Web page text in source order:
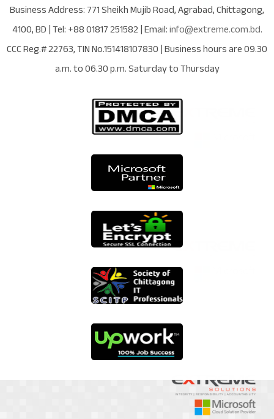
Business Address:771 Sheikh Mujib Road,Agrabad,Chittagong,
4100,BD| Tel:+88 01817 251582| Email:info@extreme.com.bd.
CCC Reg.# 22763, TIN No.151418107830| Business hours are09.30
a.m. to 06.30 p.m. Saturday to Thursday